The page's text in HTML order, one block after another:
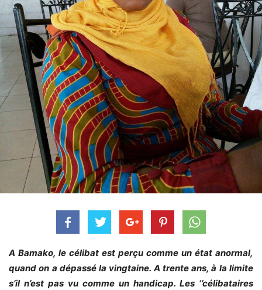
A Bamako, le célibat est perçu comme un état anormal,
quand on a dépassé la vingtaine. A trente ans, à la limite
s’il n’est pas vu comme un handicap. Les ‘’célibataires